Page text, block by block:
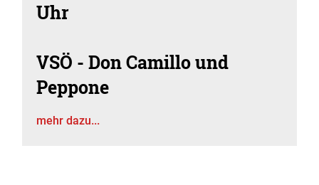
Uhr
VSÖ - Don Camillo und
Peppone
mehr dazu...